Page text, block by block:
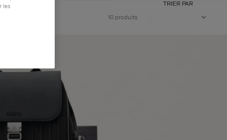
10 produits
TRIER PAR
les